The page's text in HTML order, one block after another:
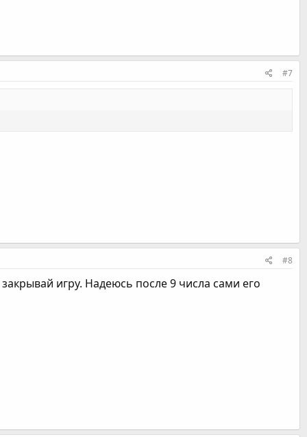
#7
#8
игру. Надеюсь после 9 числа сами его